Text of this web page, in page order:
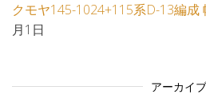
クモヤ145-1024+115系D-13編成
月1日
アーカイブ